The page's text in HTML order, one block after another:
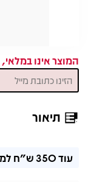
המוצר אינו
תיאור
עוד350 ש"ח